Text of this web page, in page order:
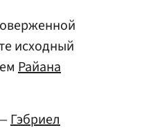
исходный
Райана
Гэбриел